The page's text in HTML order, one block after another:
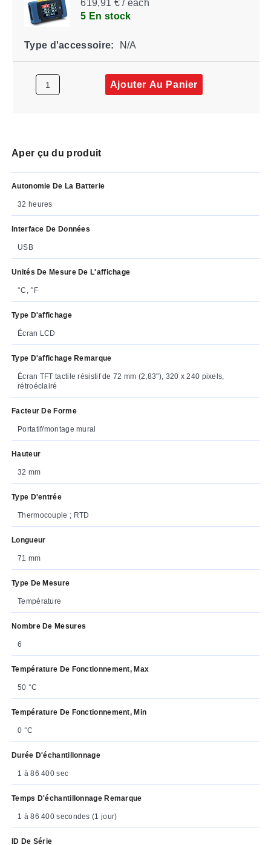
619,91 € / each
5 En stock
Type d'accessoire: N/A
Ajouter Au Panier
Aper çu du produit
Autonomie De La Batterie
32 heures
Interface De Données
USB
Unités De Mesure De L'affichage
°C, °F
Type D'affichage
Écran LCD
Type D'affichage Remarque
Écran TFT tactile résistif de 72 mm (2,83"), 320 x 240 pixels,
rétroéclairé
Facteur De Forme
Portatif/montage mural
Hauteur
32 mm
Type D'entrée
Thermocouple ; RTD
Longueur
71 mm
Type De Mesure
Température
Nombre De Mesures
6
Température De Fonctionnement, Max
50 °C
Température De Fonctionnement, Min
0 °C
Durée D'échantillonnage
1 à 86 400 sec
Temps D'échantillonnage Remarque
1 à 86 400 secondes (1 jour)
ID De Série